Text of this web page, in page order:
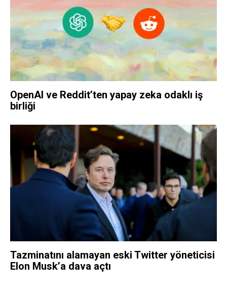
OpenAI ve Reddit’ten yapay zeka odaklı iş
birliği
Tazminatını alamayan eski Twitter yöneticisi
Elon Musk’a dava açtı